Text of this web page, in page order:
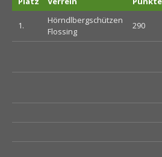
1.
Hörndlbergschützen
Flossing
290